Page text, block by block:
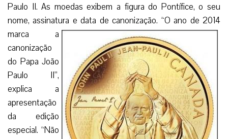
Paulo II. As moedas exibem a figura do Pontífice, o seu
nome, assinatura e data de canonização. “O ano de 2014
marca a
canonização
do Papa João
Paulo II”,
explica a
apresentação
da edição
especial. “Não